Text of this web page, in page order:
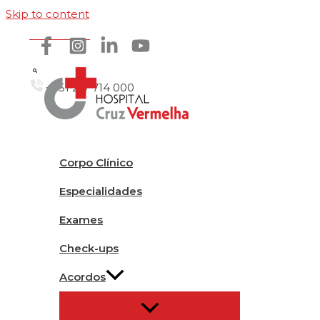
Skip to content
Como chegar
+351 217 714 000
Corpo Clínico
Especialidades
Exames
Check-ups
Acordos